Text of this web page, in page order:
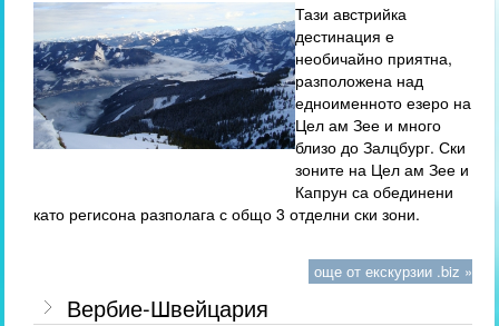
Тази австрийка
дестинация е
необичайно приятна,
разположена над
едноименното езеро на
Цел ам Зее и много
близо до Залцбург. Ски
зоните на Цел ам Зее и
Капрун са обединени
като регисона разполага с общо 3 отделни ски зони.
още от екскурзии .biz »
Вербие-Швейцария